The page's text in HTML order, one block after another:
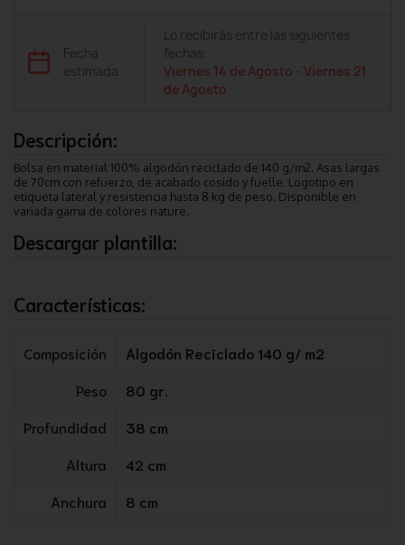
Fecha
estimada
Lo recibirás entre las siguientes
fechas:
Viernes 14 de Agosto -Viernes 21
de Agosto
Descripción:
Bolsa en material 100% algodón reciclado de 140 g/m2. Asas largas
de 70cm con refuerzo, de acabado cosido y fuelle. Logotipo en
etiqueta lateral y resistencia hasta 8 kg de peso. Disponible en
variada gama de colores nature.
Descargar plantilla:
Características:
Composición
Algodón Reciclado 140 g/ m2
Peso
80 gr.
Profundidad
38 cm
Altura
42 cm
Anchura
8 cm